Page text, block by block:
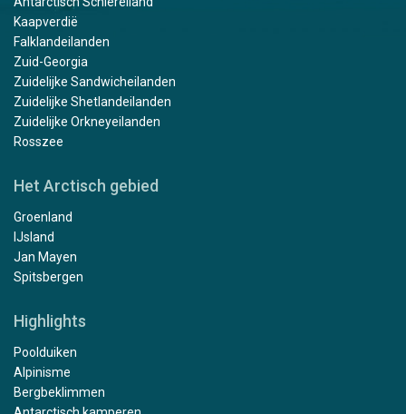
Kaapverdië
Falklandeilanden
Zuid-Georgia
Zuidelijke Sandwicheilanden
Zuidelijke Shetlandeilanden
Zuidelijke Orkneyeilanden
Rosszee
Het Arctisch gebied
Groenland
IJsland
Jan Mayen
Spitsbergen
Highlights
Poolduiken
Alpinisme
Bergbeklimmen